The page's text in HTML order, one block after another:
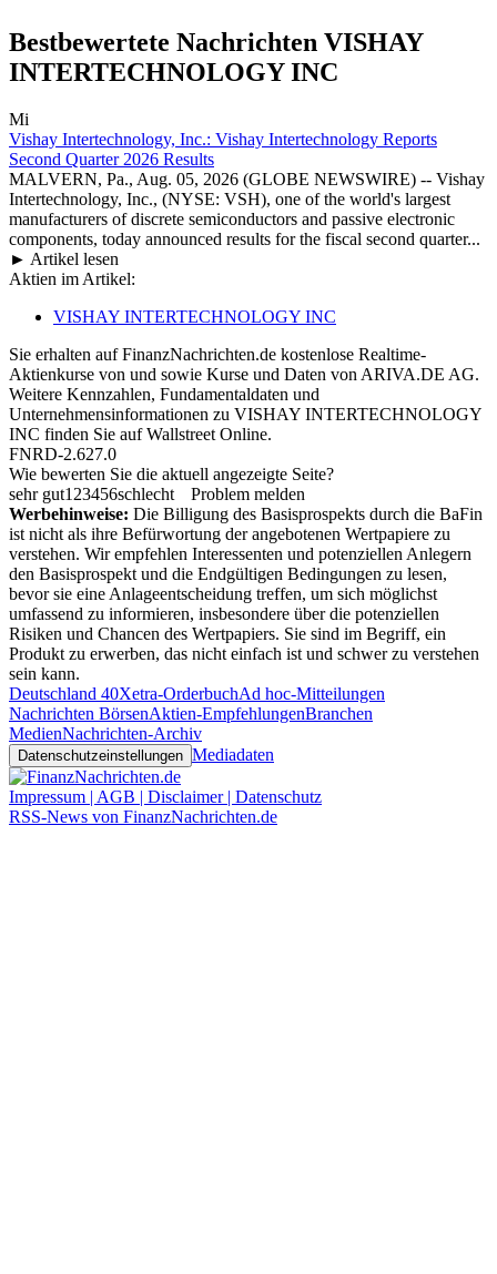
Bestbewertete Nachrichten VISHAY
INTERTECHNOLOGY INC
Mi
Vishay Intertechnology, Inc.: Vishay Intertechnology Reports
Second Quarter 2026 Results
MALVERN, Pa., Aug. 05, 2026 (GLOBE NEWSWIRE) -- Vishay
Intertechnology, Inc., (NYSE: VSH), one of the world's largest
manufacturers of discrete semiconductors and passive electronic
components, today announced results for the fiscal second quarter...
► Artikel lesen
Aktien im Artikel:
VISHAY INTERTECHNOLOGY INC
Sie erhalten auf FinanzNachrichten.de kostenlose Realtime-
Aktienkurse von und sowie Kurse und Daten von ARIVA.DE AG.
Weitere Kennzahlen, Fundamentaldaten und
Unternehmensinformationen zu VISHAY INTERTECHNOLOGY
INC finden Sie aufWallstreet Online.
FNRD-2.627.0
Wie bewerten Sie die aktuell angezeigte Seite?
sehr gut1 23456schlecht
Problem melden
Werbehinweise: Die Billigung des Basisprospekts durch die BaFin
ist nicht als ihre Befürwortung der angebotenen Wertpapiere zu
verstehen. Wir empfehlen Interessenten und potenziellen Anlegern
den Basisprospekt und die Endgültigen Bedingungen zu lesen,
bevor sie eine Anlageentscheidung treffen, um sich möglichst
umfassend zu informieren, insbesondere über die potenziellen
Risiken und Chancen des Wertpapiers. Sie sind im Begriff, ein
Produkt zu erwerben, das nicht einfach ist und schwer zu verstehen
sein kann.
Deutschland 40Xetra-OrderbuchAd hoc-Mitteilungen
Nachrichten BörsenAktien-EmpfehlungenBranchen
MedienNachrichten-Archiv
Datenschutzeinstellungen Mediadaten
Impressum | AGB | Disclaimer | Datenschutz
RSS-News von FinanzNachrichten.de